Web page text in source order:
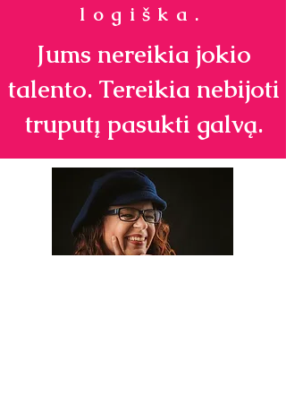
logiška.
Jums nereikia jokio
talento. Tereikia nebijoti
truputį pasukti galvą.